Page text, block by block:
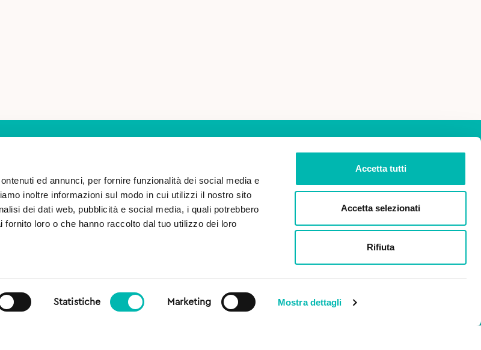
ed annunci, per fornire funzionalità dei social media e
inoltre informazioni sul modo in cui utilizzi il nostro sito
dei dati web, pubblicità e social media, i quali potrebbero
loro o che hanno raccolto dal tuo utilizzo dei loro
Statistiche Marketing Mostra dettagli
Accetta tutti
Accetta selezionati
Rifiuta
ISCRIVITI